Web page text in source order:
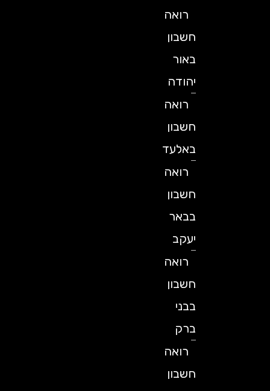
רואה
חשבון
באור
יהודה
רואה
חשבון
באלעד
רואה
חשבון
בבאר
יעקב
רואה
חשבון
רואה
חשבון